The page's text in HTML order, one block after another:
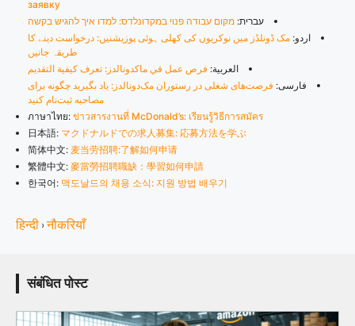
заявку
עברית: מקום עבודה פנוי במקדונלדס: למדו איך להגיש בקשה
اردو: مک ڈونلڈز میں نوکریوں کی کھلی ہوئی پوزیشنیں: درخواست دینے کا
طریقہ جانیں
العربية: فرص عمل في ماكدونالدز: تعرف كيفية التقديم
فارسی: فرصت‌های شغلی در رستوران مک‌دونالدز: یاد بگیرید چگونه برای
مصاحبه ثبت‌نام کنید
ภาษาไทย: ข่าวสารงานที่ McDonald’s: เรียนรู้วิธีการสมัคร
日本語: マクドナルドでの求人募集: 応募方法を学ぶ
简体中文: 麦当劳招聘:了解如何申请
繁體中文: 麥當勞招聘職缺：學習如何申請
한국어: 맥도날드의 채용 소식: 지원 방법 배우기
हिन्दी ›नौकरियाँ
संबंधित पोस्ट